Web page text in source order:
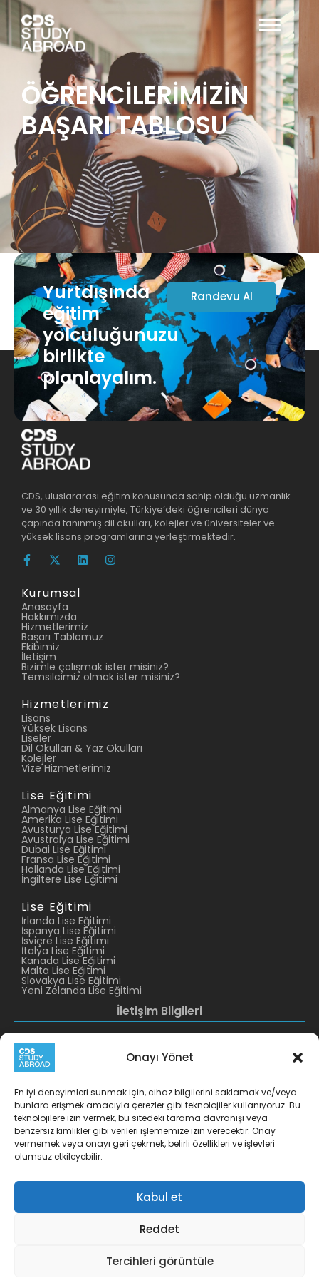
Onayı Yönet
En iyi deneyimleri sunmak için, cihaz bilgilerini saklamak ve/veya
bunlara erişmek amacıyla çerezler gibi teknolojiler kullanıyoruz. Bu
teknolojilere izin vermek, bu sitedeki tarama davranışı veya
benzersiz kimlikler gibi verileri işlememize izin verecektir. Onay
vermemek veya onayı geri çekmek, belirli özellikleri ve işlevleri
olumsuz etkileyebilir.
Kabul et
Reddet
Tercihleri görüntüle
ÖĞRENCİLERİMİZİN
BAŞARI TABLOSU
Yurtdışında
eğitim
yolculuğunuzu
birlikte
planlayalım.
Randevu Al
CDS, uluslararası eğitim konusunda sahip olduğu uzmanlık
ve 30 yıllık deneyimiyle, Türkiye’deki öğrencileri dünya
çapında tanınmış dil okulları, kolejler ve üniversiteler ve
yüksek lisans programlarına yerleştirmektedir.
Kurumsal
Anasayfa
Hakkımızda
Hizmetlerimiz
Başarı Tablomuz
Ekibimiz
İletişim
Bizimle çalışmak ister misiniz?
Temsilcimiz olmak ister misiniz?
Hizmetlerimiz
Lisans
Yüksek Lisans
Liseler
Dil Okulları & Yaz Okulları
Kolejler
Vize Hizmetlerimiz
Lise Eğitimi
Almanya Lise Eğitimi
Amerika Lise Eğitimi
Avusturya Lise Eğitimi
Avustralya Lise Eğitimi
Dubai Lise Eğitimi
Fransa Lise Eğitimi
Hollanda Lise Eğitimi
İngiltere Lise Eğitimi
Lise Eğitimi
İrlanda Lise Eğitimi
İspanya Lise Eğitimi
İsviçre Lise Eğitimi
İtalya Lise Eğitimi
Kanada Lise Eğitimi
Malta Lise Eğitimi
Slovakya Lise Eğitimi
Yeni Zelanda Lise Eğitimi
İletişim Bilgileri
CDS Altunizade
info@cds.com.tr
Mahmut Paşa Cad.
No.19 D.1-2 Üsküdar-
İstanbul 34676 Türkiye
+90 212 319 38 29
Sokak No:7 Kat:6
Nidakule Levent Şişli-
İstanbul 34870 Türkiye
CDS İzmir
+90 532 521 18 33
CDS Kırklareli
Cumhuriyet Meydanı